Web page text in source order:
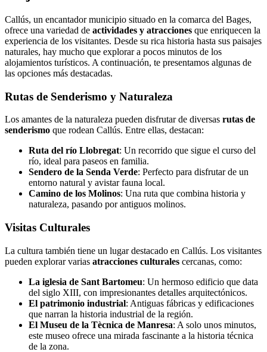
Callús, un encantador municipio situado en la comarca del Bages,
ofrece una variedad de actividades y atracciones que enriquecen la
experiencia de los visitantes. Desde su rica historia hasta sus paisajes
naturales, hay mucho que explorar a pocos minutos de los
alojamientos turísticos. A continuación, te presentamos algunas de
las opciones más destacadas.
Rutas de Senderismo y Naturaleza
Los amantes de la naturaleza pueden disfrutar de diversas rutas de
senderismo que rodean Callús. Entre ellas, destacan:
Ruta del río Llobregat: Un recorrido que sigue el curso del
río, ideal para paseos en familia.
Sendero de la Senda Verde: Perfecto para disfrutar de un
entorno natural y avistar fauna local.
Camino de los Molinos: Una ruta que combina historia y
naturaleza, pasando por antiguos molinos.
Visitas Culturales
La cultura también tiene un lugar destacado en Callús. Los visitantes
pueden explorar varias atracciones culturales cercanas, como:
La iglesia de Sant Bartomeu: Un hermoso edificio que data
del siglo XIII, con impresionantes detalles arquitectónicos.
El patrimonio industrial: Antiguas fábricas y edificaciones
que narran la historia industrial de la región.
El Museu de la Tècnica de Manresa: A solo unos minutos,
este museo ofrece una mirada fascinante a la historia técnica
de la zona.